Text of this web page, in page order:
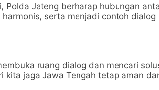
Polda Jateng berharap hubungan
serta menjadi contoh dialog
ruang dialog dan mencari
kita jaga Jawa Tengah tetap aman